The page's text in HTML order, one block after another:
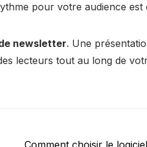
pour votre audience est
newsletter. Une
lecteurs tout au long de
Next